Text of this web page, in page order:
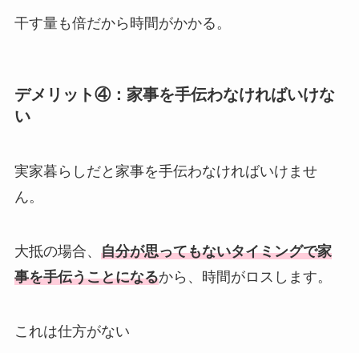
干す量も倍だから時間がかかる。
デメリット④：家事を手伝わなければいけな
い
実家暮らしだと家事を手伝わなければいけませ
ん。
大抵の場合、 自分が思ってもないタイミングで家
事を手伝うことになるから、時間がロスします。
これは仕方がない